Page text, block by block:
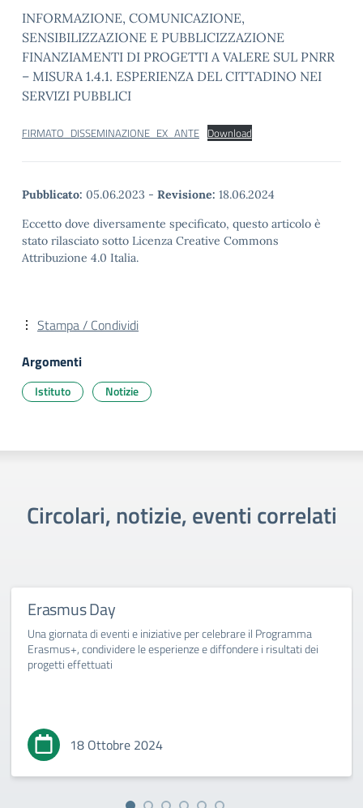
INFORMAZIONE, COMUNICAZIONE,
SENSIBILIZZAZIONE E PUBBLICIZZAZIONE
FINANZIAMENTI DI PROGETTI A VALERE SUL PNRR
– MISURA 1.4.1. ESPERIENZA DEL CITTADINO NEI
SERVIZI PUBBLICI
FIRMATO_DISSEMINAZIONE_EX_ANTE Download
Pubblicato: 05.06.2023 - Revisione: 18.06.2024
Eccetto dove diversamente specificato, questo articolo è
stato rilasciato sotto Licenza Creative Commons
Attribuzione 4.0 Italia.
Stampa / Condividi
Argomenti
Istituto Notizie
Circolari, notizie, eventi correlati
Erasmus Day
Una giornata di eventi e iniziative per celebrare il Programma
Erasmus+, condividere le esperienze e diffondere i risultati dei
progetti effettuati
18 Ottobre 2024